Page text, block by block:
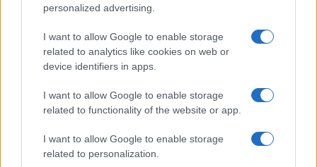
personalized advertising.
I want to allow Google to enable storage
related to analytics like cookies on web or
device identifiers in apps.
I want to allow Google to enable storage
related to functionality of the website or app.
I want to allow Google to enable storage
related to personalization.